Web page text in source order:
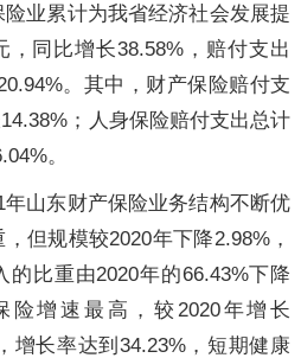
业累计为我省经济社会发展提
，同比增长38.58%，赔付支出
。其中，财产保险赔付支
；人身保险赔付支出总计
。
年山东财产保险业务结构不断优
但规模较2020年下降2.98%，
比重由2020年的66.43%下降
险增速最高，较2020年增长
增长率达到34.23%，短期健康